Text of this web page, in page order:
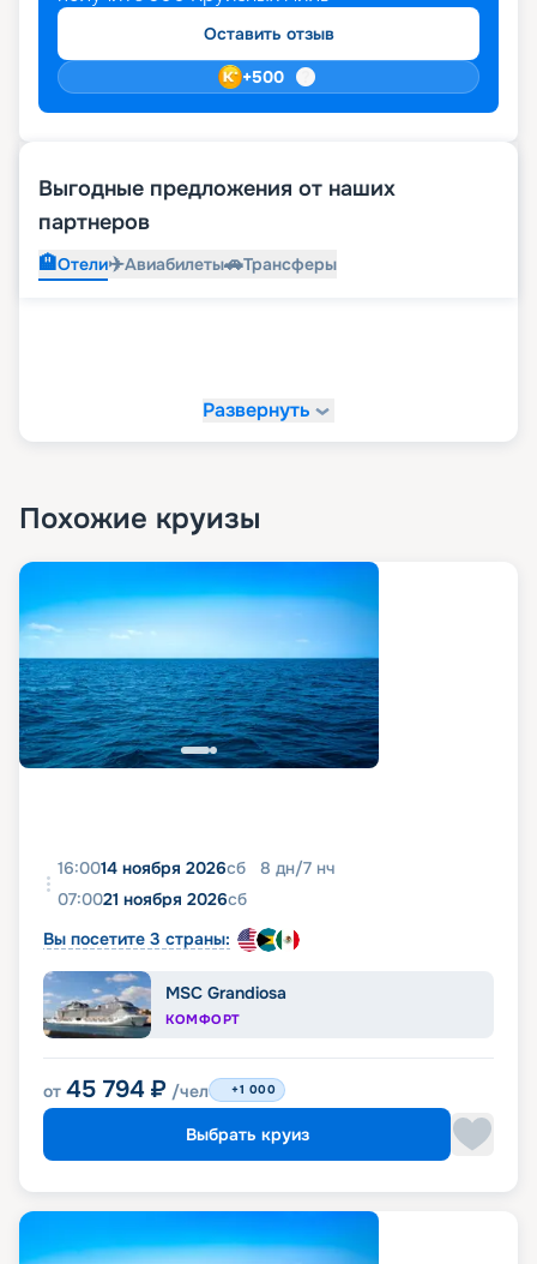
бронировать места лучше заранее.
Оставить отзыв
+500
Выгодные предложения от наших
партнеров
🏨Отели✈️Авиабилеты🚗Трансферы
Развернуть
Похожие круизы
16:0014 ноября 2026сб 8 дн/7 нч
07:0021 ноября 2026сб
Вы посетите 3 страны:
MSC Grandiosa
КОМФОРТ
от 45 794 ₽ /чел +1 000
Выбрать круиз